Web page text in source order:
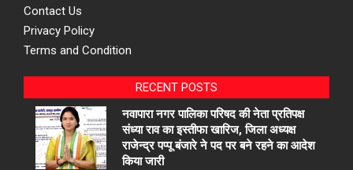
Contact Us
Privacy Policy
Terms and Condition
RECENT POSTS
नवापारा नगर पालिका परिषद की नेता प्रतिपक्ष
संध्या राव का इस्तीफा खारिज, जिला अध्यक्ष
राजेन्द्र पप्पू बंजारे ने पद पर बने रहने का आदेश
किया जारी